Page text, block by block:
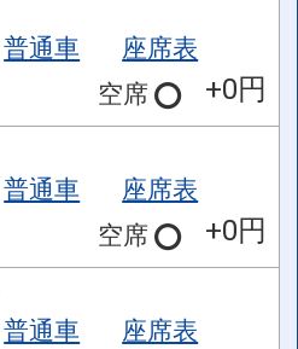
普通車
座席表
空席
+0円
普通車
座席表
空席
+0円
普通車
座席表